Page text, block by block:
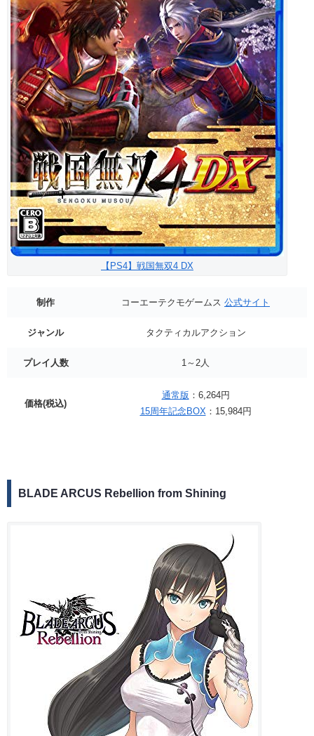
【PS4】戦国無双4 DX
制作 コーエーテクモゲームス 公式サイト
ジャンル タクティカルアクション
プレイ人数 1～2人
価格(税込)
通常版 ：6,264円
15周年記念BOX ：15,984円
BLADE ARCUS Rebellion from Shining